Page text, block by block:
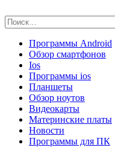
to
content
Найти:
Программы Android
Обзор смартфонов
Ios
Программы ios
Планшеты
Обзор ноутов
Видеокарты
Материнские платы
Новости
Программы для ПК